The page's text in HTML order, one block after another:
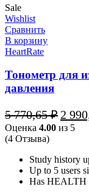
Sale
Wishlist
Сравнить
В корзину
HeartRate
Тонометр для
давления
5 770,65₽
цена
770,65
2
Оценка 4.00 из 5
(4 Отзыва)
Study history
Up to 5 users
Has HEALTH